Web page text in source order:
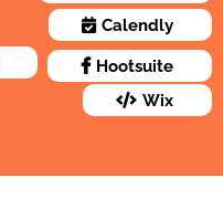
Calendly
Hootsuite
Wix